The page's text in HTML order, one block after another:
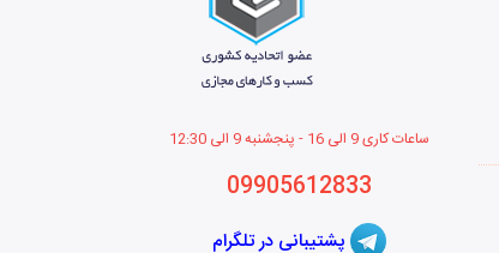
ساعات کاری 9 الی 16 - پنجشنبه 9 الی 12 :30
09905612833
پشتیبانی در تلگرام